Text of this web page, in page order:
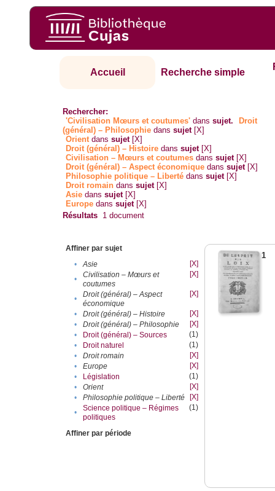
Accueil Recherche simple
Rechercher:
'Civilisation Mœurs et coutumes' danssujet.
Droit
(général) – Philosophie danssujet [X]
Orientdanssujet [X]
Droit (général) – Histoire danssujet [X]
Civilisation – Mœurs et coutumes danssujet [X]
Droit (général) – Aspect économique danssujet [X]
Philosophie politique – Liberté danssujet [X]
Droit romain danssujet [X]
Asie danssujet [X]
Europe danssujet [X]
Résultats 1 document
Affiner par sujet
•
Asie
[X]
•
Civilisation – Mœurs et
coutumes
[X]
•
Droit (général) – Aspect
économique
[X]
• Droit (général) – Histoire
[X]
•
Droit (général) – Philosophie
[X]
•
Droit (général) – Sources
(1)
•
Droit naturel
(1)
•
Droit romain
[X]
•
Europe
[X]
•
Législation
(1)
•
Orient
[X]
•
Philosophie politique – Liberté
[X]
•
Science politique – Régimes
politiques
(1)
Affiner par période
1